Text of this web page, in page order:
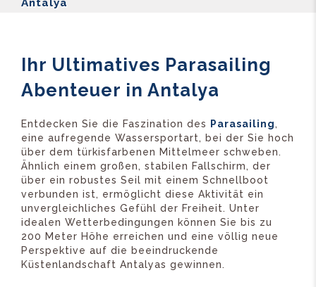
Antalya
Ihr Ultimatives Parasailing
Abenteuer in Antalya
Entdecken Sie die Faszination des Parasailing,
eine aufregende Wassersportart, bei der Sie hoch
über dem türkisfarbenen Mittelmeer schweben.
Ähnlich einem großen, stabilen Fallschirm, der
über ein robustes Seil mit einem Schnellboot
verbunden ist, ermöglicht diese Aktivität ein
unvergleichliches Gefühl der Freiheit. Unter
idealen Wetterbedingungen können Sie bis zu
200 Meter Höhe erreichen und eine völlig neue
Perspektive auf die beeindruckende
Küstenlandschaft Antalyas gewinnen.